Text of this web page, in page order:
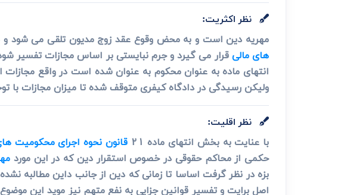
نظر اکثریت:
مهریه دین است و به محض وقوع عقد زوج مدیون تلقی می شود و
های مالیقرار می گیرد و جرم نبایستی بر اساس مجازات تفسیر
انتهای ماده به عنوان محکوم به عنوان شده است در واقع
ولیکن رسیدگی در دادگاه کیفری متوقف شده تا میزان مجازات با
نظر اقلیت:
با عنایت به بخش انتهای ماده 21 قانون نحوه اجرای محکومیت
حکمی از محاکم حقوقی در خصوص استقرار دین که در این مورد
بزه در نظر گرفت اساسا تا زمانی که دین از جانب داین